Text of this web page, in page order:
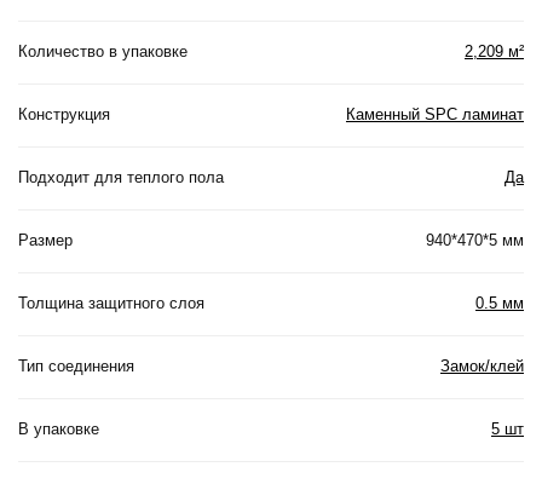
Количество в упаковке 2,209 м²
Конструкция Каменный SPC ламинат
Подходит для теплого пола Да
Размер 940*470*5 мм
Толщина защитного слоя 0.5 мм
Тип соединения Замок/клей
В упаковке 5 шт